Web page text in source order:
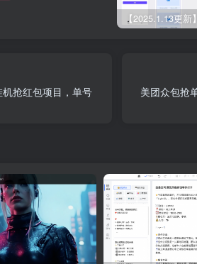
抢红包项目，单号
美团众包抢